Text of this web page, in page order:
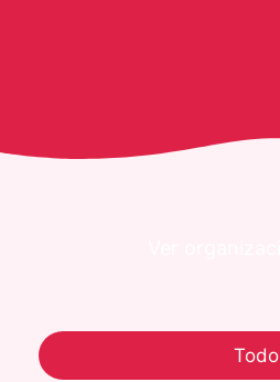
Todo